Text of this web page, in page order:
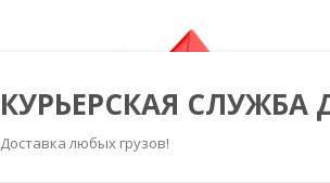
КУРЬЕРСКАЯ
Доставка любых грузов!